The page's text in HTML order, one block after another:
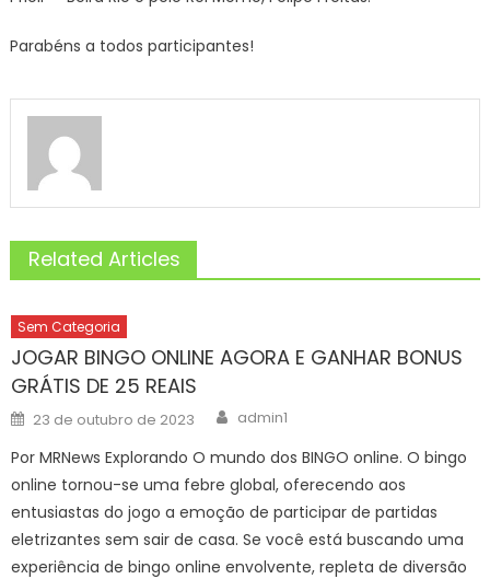
Parabéns a todos participantes!
Related Articles
Sem Categoria
JOGAR BINGO ONLINE AGORA E GANHAR BONUS
GRÁTIS DE 25 REAIS
Posted
on
23 de outubro de 2023 Author
admin1
Por MRNews Explorando O mundo dos BINGO online. O bingo
online tornou-se uma febre global, oferecendo aos
entusiastas do jogo a emoção de participar de partidas
eletrizantes sem sair de casa. Se você está buscando uma
experiência de bingo online envolvente, repleta de diversão